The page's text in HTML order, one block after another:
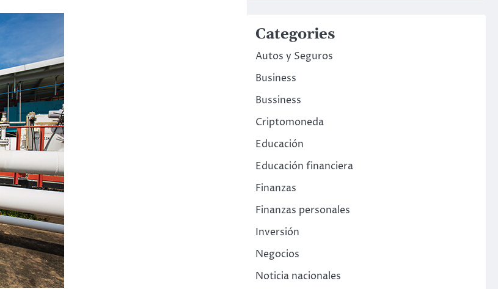
Categories
Autos y Seguros
Business
Bussiness
Criptomoneda
Educación
Educación financiera
Finanzas
Finanzas personales
Inversión
Negocios
Noticia nacionales